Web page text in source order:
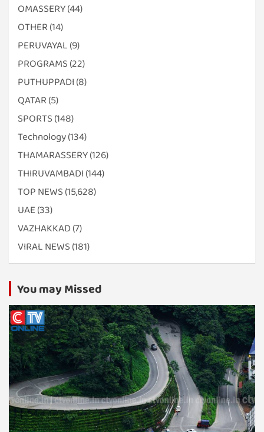
OMASSERY(44)
OTHER (14)
PERUVAYAL (9)
PROGRAMS (22)
PUTHUPPADI (8)
QATAR (5)
SPORTS (148)
Technology(134)
THAMARASSERY(126)
THIRUVAMBADI (144)
TOP NEWS (15,628)
UAE (33)
VAZHAKKAD(7)
VIRAL NEWS (181)
You may Missed